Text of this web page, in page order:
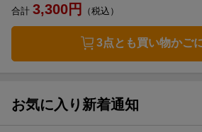
合計 3,300円 （税込）
3点とも買い物かご
お気に入り新着通知